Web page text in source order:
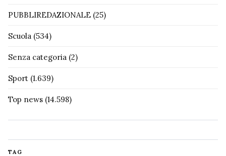
PUBBLIREDAZIONALE (25)
Scuola (534)
Senza categoria (2)
Sport (1.639)
Top news (14.598)
TAG